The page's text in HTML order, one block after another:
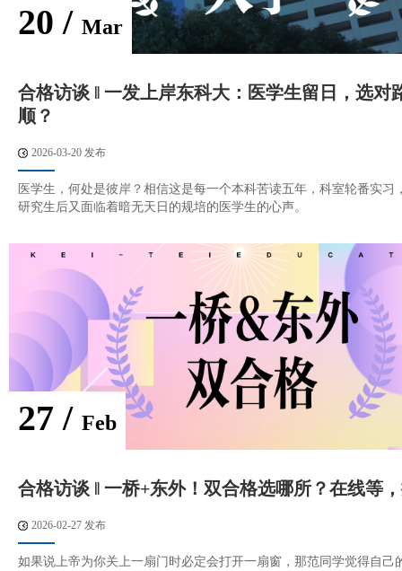
20 / Mar
合格访谈 ‖ 一发上岸东科大：医学生留日，选对
顺？
2026-03-20 发布
医学生，何处是彼岸？相信这是每一个本科苦读五年，科室轮番实习
研究生后又面临着暗无天日的规培的医学生的心声。
27 / Feb
合格访谈 ‖ 一桥+东外！双合格选哪所？在线等
2026-02-27 发布
如果说上帝为你关上一扇门时必定会打开一扇窗，那范同学觉得自己